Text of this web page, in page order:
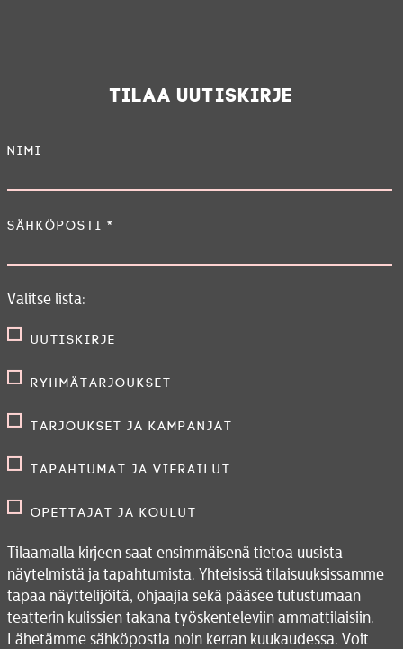
Tilaa uutiskirje
Nimi
Sähköposti *
Valitse lista:
Uutiskirje
Ryhmätarjoukset
Tarjoukset ja kampanjat
Tapahtumat ja vierailut
Opettajat ja koulut
Tilaamalla kirjeen saat ensimmäisenä tietoa uusista
näytelmistä ja tapahtumista. Yhteisissä tilaisuuksissamme
tapaa näyttelijöitä, ohjaajia sekä pääsee tutustumaan
teatterin kulissien takana työskenteleviin ammattilaisiin.
Lähetämme sähköpostia noin kerran kuukaudessa. Voit